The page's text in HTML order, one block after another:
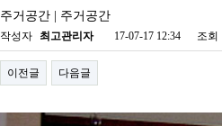
주거공간 | 주거공간
작성자 최고관리자 17-07-17 12:34 조회
이전글 다음글